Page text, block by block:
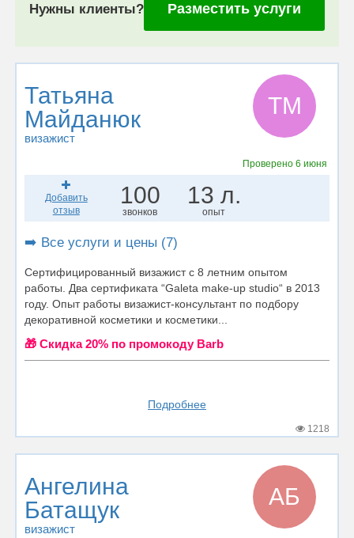
Нужны клиенты? Разместить услуги
Татьяна
Майданюк
визажист
ТМ
Проверено 6 июня
Добавить
отзыв
100
звонков
13 л.
опыт
➡️ Все услуги и цены (7)
Сертифицированный визажист с 8 летним опытом
работы. Два сертификата “Galeta make-up studio“ в 2013
году. Опыт работы визажист-консультант по подбору
декоративной косметики и косметики...
🎁 Cкидка 20% по промокоду Barb
Подробнее
1218
Ангелина
Батащук
визажист
АБ